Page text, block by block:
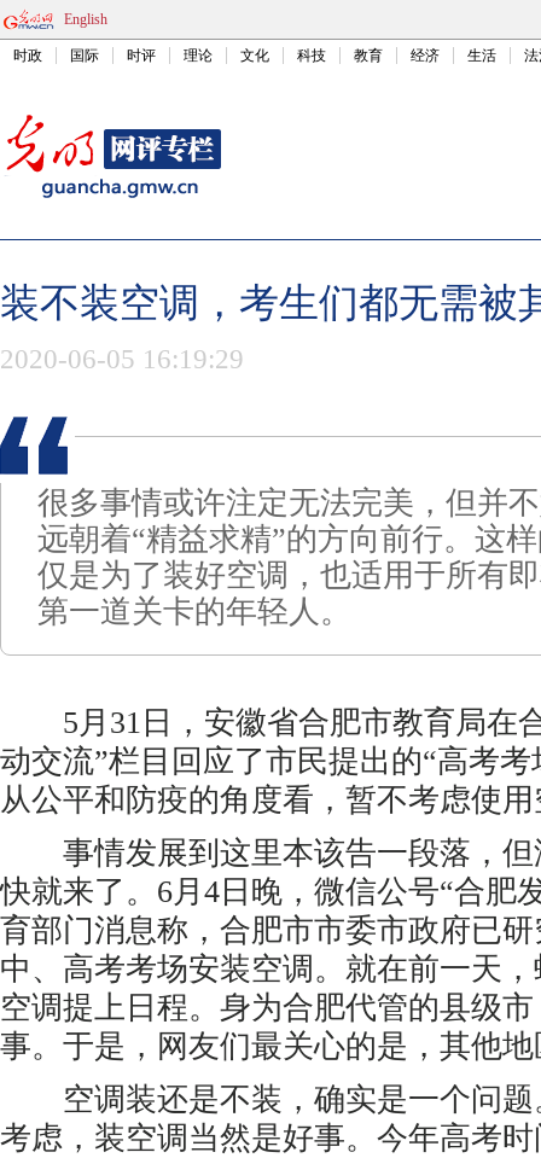
English
时政 国际 时评 理论 文化 科技 教育 经济 生活
装不装空调，考生们都无需被
2020-06-05 16:19:29
很多事情或许注定无法完美，但并
远朝着“精益求精”的方向前行。这
仅是为了装好空调，也适用于所有
第一道关卡的年轻人。
5月31日，安徽省合肥市教育局在
动交流”栏目回应了市民提出的“高考
从公平和防疫的角度看，暂不考虑使
事情发展到这里本该告一段落，但
快就来了。6月4日晚，微信公号“合肥
育部门消息称，合肥市市委市政府已
中、高考考场安装空调。就在前一天
空调提上日程。身为合肥代管的县级
事。于是，网友们最关心的是，其他
空调装还是不装，确实是一个问题
考虑，装空调当然是好事。今年高考